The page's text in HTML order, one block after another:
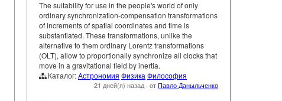
The suitability for use in the people's world of only
ordinary synchronization-compensation transformations
of increments of spatial coordinates and time is
substantiated. These transformations, unlike the
alternative to them ordinary Lorentz transformations
(OLT), allow to proportionally synchronize all clocks that
move in a gravitational field by inertia.
Каталог:Астрономия Физика Философия
21 дней(я) назад· отПавло Даныльченко